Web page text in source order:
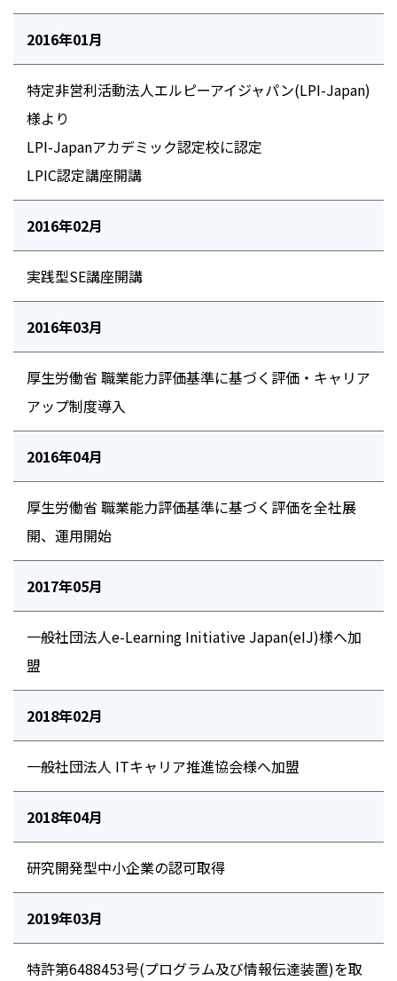
2016年01月
特定非営利活動法人エルピーアイジャパン(LPI-Japan)
様より
LPI-Japanアカデミック認定校に認定
LPIC認定講座開講
2016年02月
実践型SE講座開講
2016年03月
厚生労働省 職業能力評価基準に基づく評価・キャリア
アップ制度導入
2016年04月
厚生労働省 職業能力評価基準に基づく評価を全社展
開、運用開始
2017年05月
一般社団法人e-Learning Initiative Japan(eIJ)様へ加
盟
2018年02月
一般社団法人 ITキャリア推進協会様へ加盟
2018年04月
研究開発型中小企業の認可取得
2019年03月
特許第6488453号(プログラム及び情報伝達装置)を取